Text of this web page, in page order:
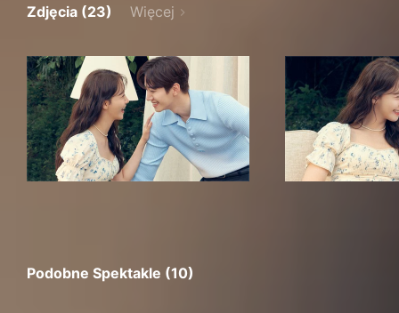
Zdjęcia (23) Więcej
Podobne Spektakle (10)